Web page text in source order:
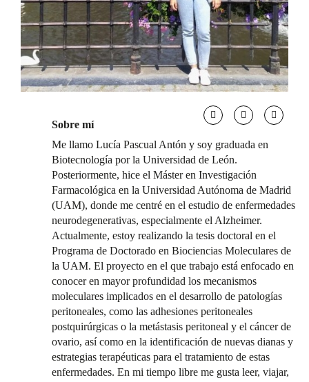
Sobre mí
Me llamo Lucía Pascual Antón y soy graduada en
Biotecnología por la Universidad de León.
Posteriormente, hice el Máster en Investigación
Farmacológica en la Universidad Autónoma de Madrid
(UAM), donde me centré en el estudio de enfermedades
neurodegenerativas, especialmente el Alzheimer.
Actualmente, estoy realizando la tesis doctoral en el
Programa de Doctorado en Biociencias Moleculares de
la UAM. El proyecto en el que trabajo está enfocado en
conocer en mayor profundidad los mecanismos
moleculares implicados en el desarrollo de patologías
peritoneales, como las adhesiones peritoneales
postquirúrgicas o la metástasis peritoneal y el cáncer de
ovario, así como en la identificación de nuevas dianas y
estrategias terapéuticas para el tratamiento de estas
enfermedades. En mi tiempo libre me gusta leer, viajar,